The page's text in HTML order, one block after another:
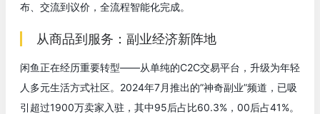
布、交流到议价，全流程智能化完成。
从商品到服务：副业经济新阵地
闲鱼正在经历重要转型——从单纯的C2C交易平台，升级为年轻
人多元生活方式社区。2024年7月推出的”神奇副业”频道，已吸
引超过1900万卖家入驻，其中95后占比60.3%，00后占41%。